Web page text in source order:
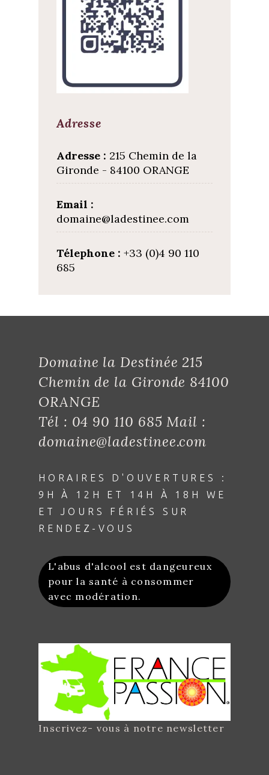
Adresse
Adresse : 215 Chemin de la
Gironde - 84100 ORANGE
Email :
domaine@ladestinee.com
Télephone : +33 (0)4 90 110
685
Domaine la Destinée 215
Chemin de la Gironde 84100
ORANGE
Tél : 04 90 110 685 Mail :
domaine@ladestinee.com
HORAIRES D'OUVERTURES :
9H À 12H ET 14H À 18H WE
ET JOURS FÉRIÉS SUR
RENDEZ-VOUS
L'abus d'alcool est dangeureux
pour la santé à consommer
avec modération.
Inscrivez- vous à notre newsletter